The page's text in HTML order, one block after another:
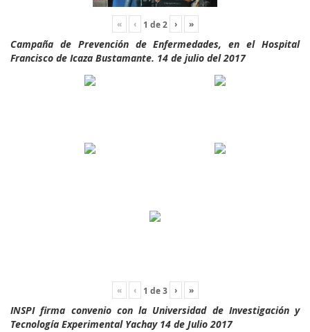
« ‹ 1 de2 › »
Campaña de Prevención de Enfermedades, en el Hospital
Francisco de Icaza Bustamante. 14 de julio del 2017
« ‹ 1 de3 › »
INSPI firma convenio con la Universidad de Investigación y
Tecnología Experimental Yachay 14 de Julio 2017